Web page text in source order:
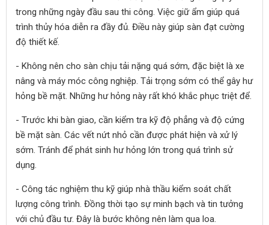
trong những ngày đầu sau thi công. Việc giữ ẩm giúp quá
trình thủy hóa diễn ra đầy đủ. Điều này giúp sàn đạt cường
độ thiết kế.
- Không nên cho sàn chịu tải nặng quá sớm, đặc biệt là xe
nâng và máy móc công nghiệp. Tải trọng sớm có thể gây hư
hỏng bề mặt. Những hư hỏng này rất khó khắc phục triệt để.
- Trước khi bàn giao, cần kiểm tra kỹ độ phẳng và độ cứng
bề mặt sàn. Các vết nứt nhỏ cần được phát hiện và xử lý
sớm. Tránh để phát sinh hư hỏng lớn trong quá trình sử
dụng.
- Công tác nghiệm thu kỹ giúp nhà thầu kiểm soát chất
lượng công trình. Đồng thời tạo sự minh bạch và tin tưởng
với chủ đầu tư. Đây là bước không nên làm qua loa.